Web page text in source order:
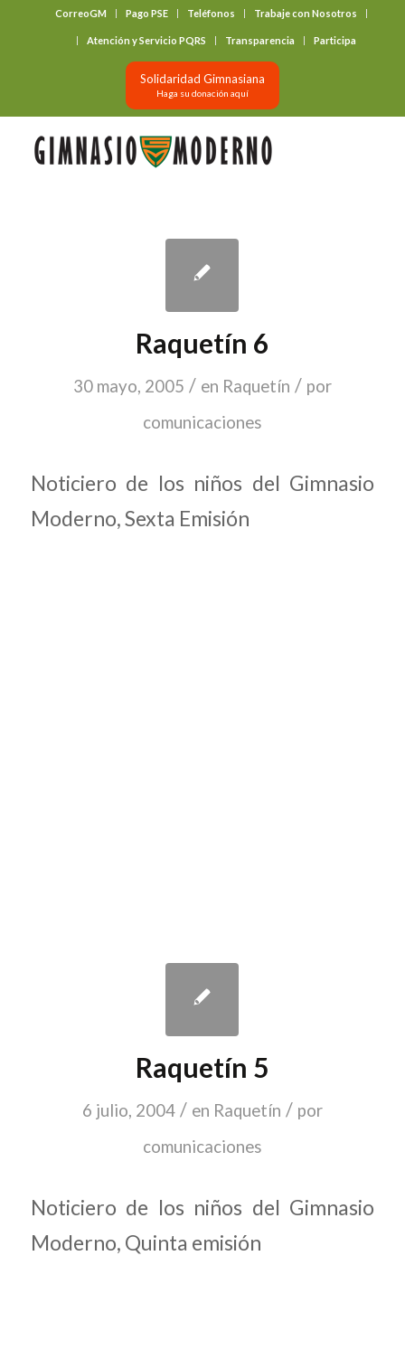
CorreoGM Pago PSE Teléfonos Trabaje con Nosotros
Atención y Servicio PQRS Transparencia Participa
Solidaridad Gimnasiana
Haga su donación aquí
Raquetín 6
30 mayo, 2005 / en Raquetín / por
comunicaciones
Noticiero de los niños del Gimnasio
Moderno, Sexta Emisión
Raquetín 5
6 julio, 2004 / en Raquetín / por
comunicaciones
Noticiero de los niños del Gimnasio
Moderno, Quinta emisión